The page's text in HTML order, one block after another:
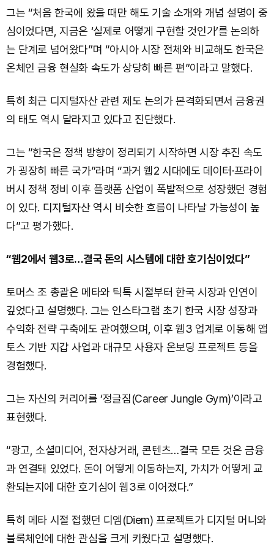
그는 “처음 한국에 왔을 때만 해도 기술 소개와 개념 설명이 중
심이었다면, 지금은 ‘실제로 어떻게 구현할 것인가’를 논의하
는 단계로 넘어왔다”며 “아시아 시장 전체와 비교해도 한국은
온체인 금융 현실화 속도가 상당히 빠른 편”이라고 말했다.
특히 최근 디지털자산 관련 제도 논의가 본격화되면서 금융권
의 태도 역시 달라지고 있다고 진단했다.
그는 “한국은 정책 방향이 정리되기 시작하면 시장 추진 속도
가 굉장히 빠른 국가”라며 “과거 웹2 시대에도 데이터·프라이
버시 정책 정비 이후 플랫폼 산업이 폭발적으로 성장했던 경험
이 있다. 디지털자산 역시 비슷한 흐름이 나타날 가능성이 높
다”고 평가했다.
“웹2에서 웹3로…결국 돈의 시스템에 대한 호기심이었다”
토머스 조 총괄은 메타와 틱톡 시절부터 한국 시장과 인연이
깊었다고 설명했다. 그는 인스타그램 초기 한국 시장 성장과
수익화 전략 구축에도 관여했으며, 이후 웹3 업계로 이동해 앱
토스 기반 지갑 사업과 대규모 사용자 온보딩 프로젝트 등을
경험했다.
그는 자신의 커리어를 ‘정글짐(Career Jungle Gym)’이라고
표현했다.
“광고, 소셜미디어, 전자상거래, 콘텐츠…결국 모든 것은 금융
과 연결돼 있었다. 돈이 어떻게 이동하는지, 가치가 어떻게 교
환되는지에 대한 호기심이 웹3로 이어졌다.”
특히 메타 시절 접했던 디엠(Diem) 프로젝트가 디지털 머니와
블록체인에 대한 관심을 크게 키웠다고 설명했다.